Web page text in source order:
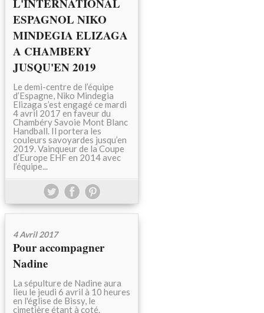
L'INTERNATIONAL
ESPAGNOL NIKO
MINDEGIA ELIZAGA
A CHAMBERY
JUSQU'EN 2019
Le demi-centre de l’équipe
d’Espagne, Niko Mindegia
Elizaga s’est engagé ce mardi
4 avril 2017 en faveur du
Chambéry Savoie Mont Blanc
Handball. Il portera les
couleurs savoyardes jusqu’en
2019. Vainqueur de la Coupe
d’Europe EHF en 2014 avec
l’équipe...
4 Avril 2017
Pour accompagner
Nadine
La sépulture de Nadine aura
lieu le jeudi 6 avril à 10 heures
en l'église de Bissy, le
cimetière étant à coté.